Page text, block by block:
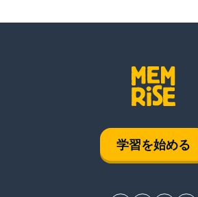
学習を始める